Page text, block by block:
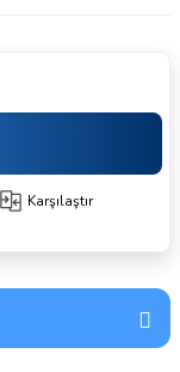
Karşılaştır